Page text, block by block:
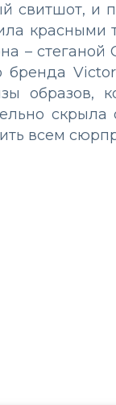
свитшот,
красными
–
образов,
всем